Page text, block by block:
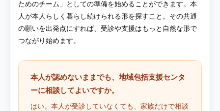
ためのチーム」としての準備を始めることができます。本
人が本人らしく暮らし続けられる形を探すこと。その共通
の願いを出発点にすれば、受診や支援はもっと自然な形で
つながり始めます。
本人が認めないままでも、地域包括支援センタ
ーに相談してよいですか。
はい。本人が受診していなくても、家族だけで相談